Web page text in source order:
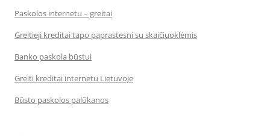
Paskolos internetu – greitai
Greitieji kreditai tapo paprastesni su skaičiuoklėmis
Banko paskola būstui
Greiti kreditai internetu Lietuvoje
Būsto paskolos palūkanos